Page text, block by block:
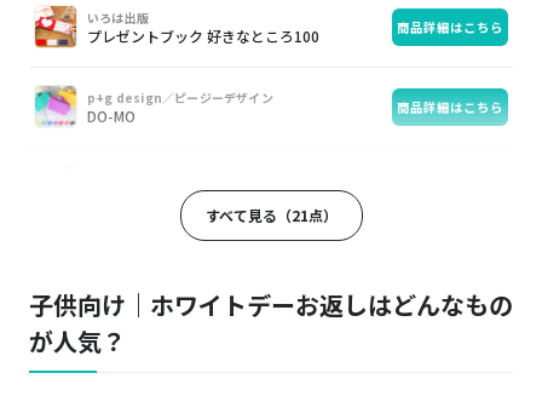
いろは出版
プレゼントブック 好きなところ100 商品詳細はこちら
p+g design／ピージーデザイン
DO-MO 商品詳細はこちら
Miffy Tiny Teddy Keychain
Tabio／タビオ
キッズ 綿リブショートソックス
すべて見る（21点）
子供向け｜ホワイトデーお返しはどんなもの
が人気？